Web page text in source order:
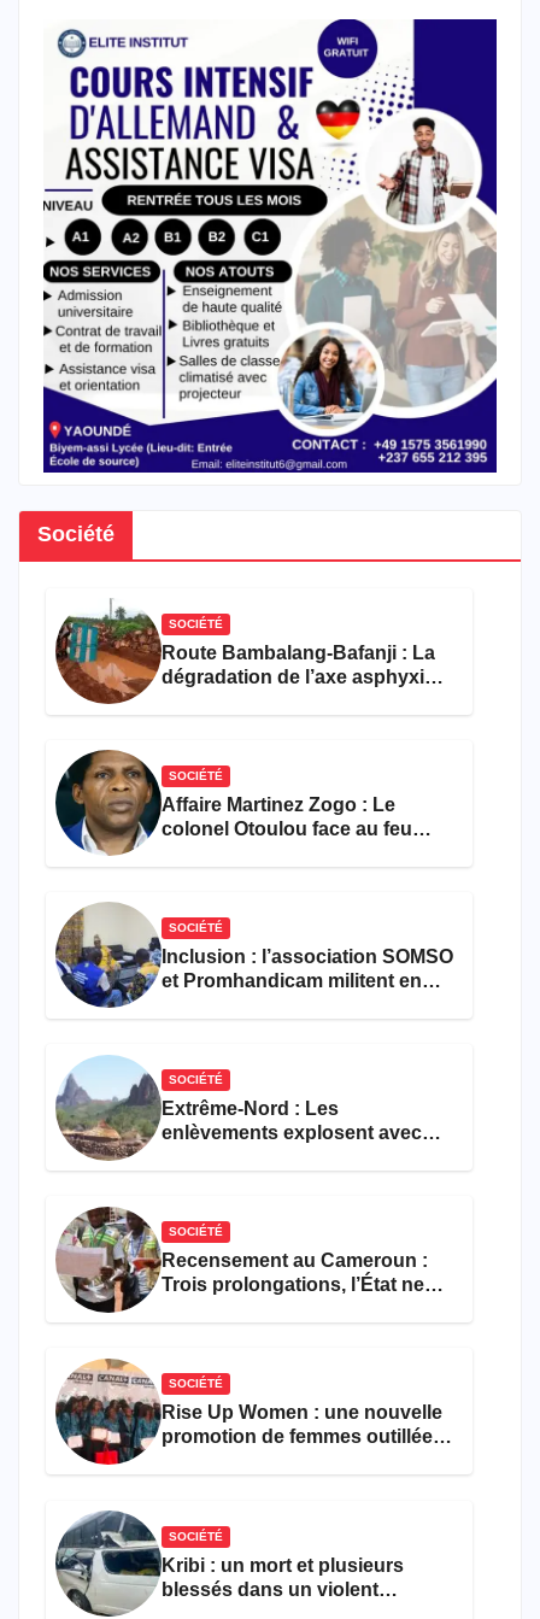
Société
SOCIÉTÉ
Route Bambalang-Bafanji : La
dégradation de l’axe asphyxie
SOCIÉTÉ
Affaire Martinez Zogo : Le
colonel Otoulou face au feu
SOCIÉTÉ
Inclusion : l’association SOMSO
et Promhandicam militent en
SOCIÉTÉ
Extrême-Nord : Les
enlèvements explosent avec
SOCIÉTÉ
Recensement au Cameroun :
Trois prolongations, l’État ne
SOCIÉTÉ
Rise Up Women : une nouvelle
promotion de femmes outillées
SOCIÉTÉ
Kribi : un mort et plusieurs
blessés dans un violent